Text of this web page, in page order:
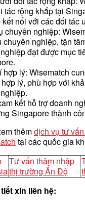
tác rộng khắp tại
nối với các đối tác
chuyên nghiệp:
chuyên nghiệp, tận
đạt được mục
hợp lý: Wisematch
lý, phù hợp với
kết hỗ trợ doanh
Singapore thành
thêmdịch vụ tư
tại các quốc gia
Tư vấn thâm nhập
thị trường Ấn Độ
xin liên hệ: